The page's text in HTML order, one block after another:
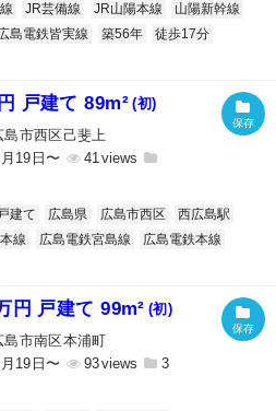
JR芸備線 JR山陽本線
山陽新幹線
島電鉄皆実線 築56年
徒歩17分
戸建て 89m² (初)
島市西区己斐上
19日〜
41
戸建て 広島県 広島市西区
西広島駅
線 広島電鉄宮島線
広島電鉄本線
円 戸建て 99m² (初)
島市南区本浦町
19日〜
93 3